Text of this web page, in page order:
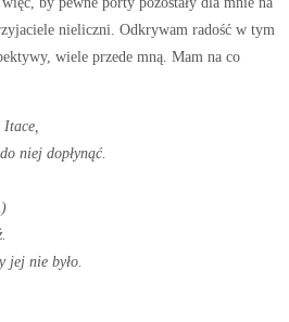
nieliczni. Odkrywam radość w tym
wiele przede mną. Mam na co
Itace,
niej dopłynąć.
jej nie było.